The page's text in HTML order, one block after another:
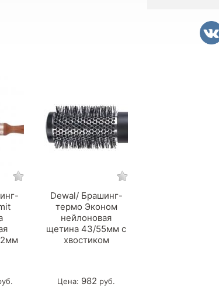
Dewal/ Брашинг-
термо Эконом
нейлоновая
щетина 43/55мм с
хвостиком
Цена: 982 руб.